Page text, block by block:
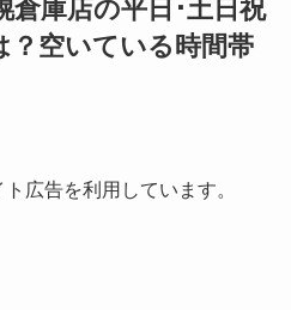
倉庫店の平日･土日祝
？空いている時間帯
広告を利用しています。